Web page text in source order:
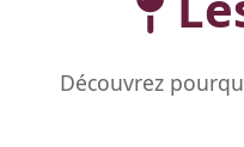
Découvrez